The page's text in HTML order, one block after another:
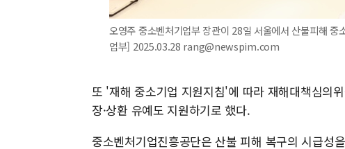
오영주 중소벤처기업부 장관이 28일 서울에서 산불피해
업부] 2025.03.28 rang@newspim.com
또 '재해 중소기업 지원지침'에 따라 재해대책심의
장·상환 유예도 지원하기로 했다.
중소벤처기업진흥공단은 산불 피해 복구의 시급성